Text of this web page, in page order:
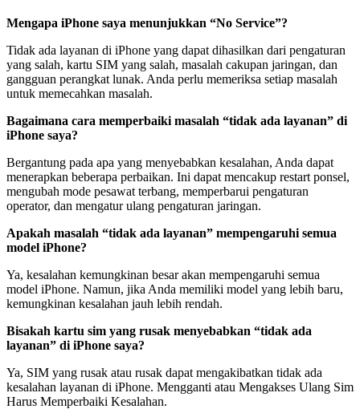
Mengapa iPhone saya menunjukkan “No Service”?
Tidak ada layanan di iPhone yang dapat dihasilkan dari pengaturan
yang salah, kartu SIM yang salah, masalah cakupan jaringan, dan
gangguan perangkat lunak. Anda perlu memeriksa setiap masalah
untuk memecahkan masalah.
Bagaimana cara memperbaiki masalah “tidak ada layanan” di
iPhone saya?
Bergantung pada apa yang menyebabkan kesalahan, Anda dapat
menerapkan beberapa perbaikan. Ini dapat mencakup restart ponsel,
mengubah mode pesawat terbang, memperbarui pengaturan
operator, dan mengatur ulang pengaturan jaringan.
Apakah masalah “tidak ada layanan” mempengaruhi semua
model iPhone?
Ya, kesalahan kemungkinan besar akan mempengaruhi semua
model iPhone. Namun, jika Anda memiliki model yang lebih baru,
kemungkinan kesalahan jauh lebih rendah.
Bisakah kartu sim yang rusak menyebabkan “tidak ada
layanan” di iPhone saya?
Ya, SIM yang rusak atau rusak dapat mengakibatkan tidak ada
kesalahan layanan di iPhone. Mengganti atau Mengakses Ulang Sim
Harus Memperbaiki Kesalahan.